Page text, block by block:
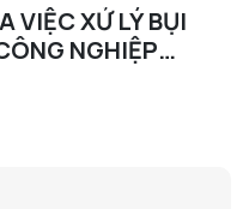
VIỆC XỬ LÝ BỤI
NGHIỆP